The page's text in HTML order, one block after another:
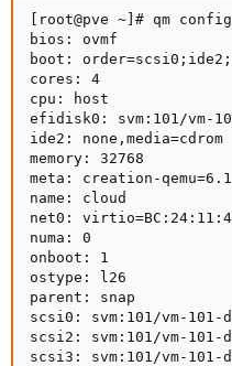
[0]https://pve.proxmox.com/
[root@pve ~]# qm
bios: ovmf
boot:
cores: 4
cpu: host
efidisk0: svm:101/vm-
ide2: none,media=cdrom
memory: 32768
meta: creation-
name: cloud
net0:
numa: 0
onboot: 1
ostype: l26
parent: snap
scsi0: svm:101/vm-101-
scsi2: svm:101/vm-101-
scsi3: svm:101/vm-101-